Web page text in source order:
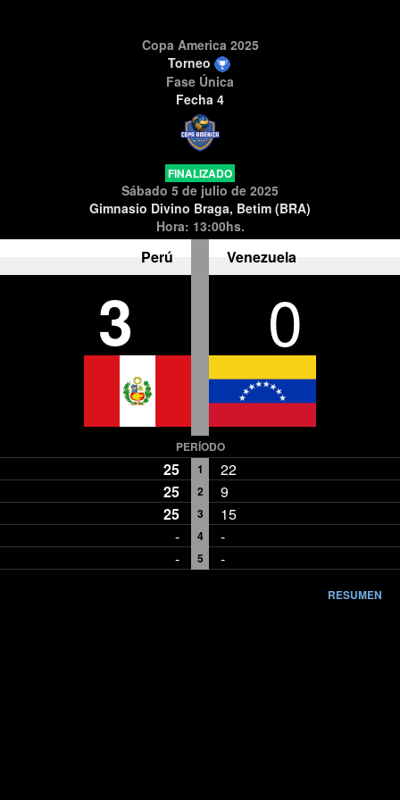
Copa America 2025
Torneo
Fase Única
Fecha 4
FINALIZADO
Sábado 5 de julio de 2025
Gimnasio Divino Braga, Betim (BRA)
Hora: 13:00hs.
Perú Venezuela
3 0
PERÍODO
25 1
22
25
2
9
25
3
15
-
4
-
-
5 -
RESUMEN